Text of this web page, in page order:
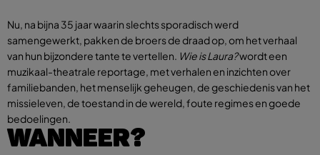
Nu, na bijna 35 jaar waarin slechts sporadisch werd
samengewerkt, pakken de broers de draad op, om het verhaal
van hun bijzondere tante te vertellen. Wie is Laura?wordt een
muzikaal-theatrale reportage, met verhalen en inzichten over
familiebanden, het menselijk geheugen, de geschiedenis van het
missieleven, de toestand in de wereld, foute regimes en goede
bedoelingen.
WANNEER?